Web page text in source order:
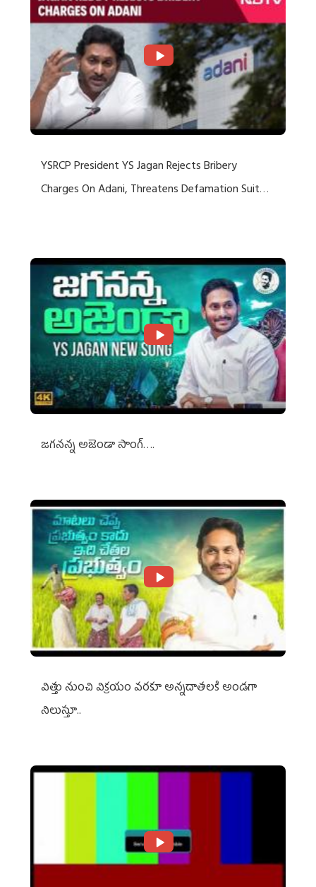
YSRCP President YS Jagan Rejects Bribery
Charges On Adani, Threatens Defamation Suit
జగనన్న అజెండా సాంగ్….
విత్తు నుంచి విక్రయం వరకూ అన్నదాతలకి అండగా
నిలుస్తూ..